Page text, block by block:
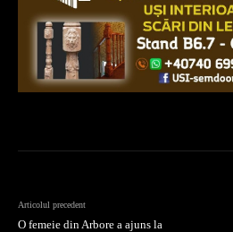
Articolul precedent
O femeie din Arbore a ajuns la